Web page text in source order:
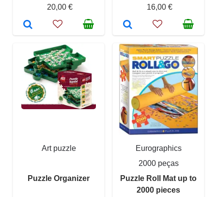
20,00 €
16,00 €
Art puzzle
Puzzle Organizer
Eurographics
2000 peças
Puzzle Roll Mat up to
2000 pieces